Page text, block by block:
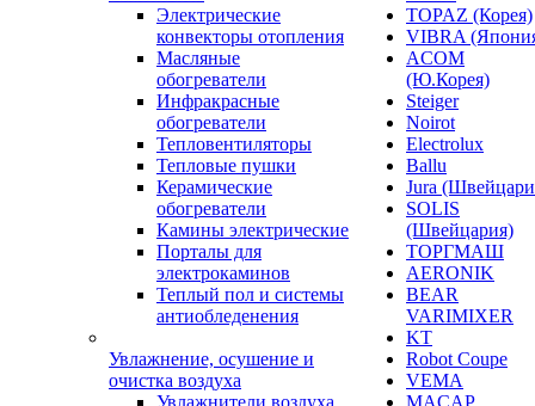
Электрические
конвекторы отопления
Масляные
обогреватели
Инфракрасные
обогреватели
Тепловентиляторы
Тепловые пушки
Керамические
обогреватели
Камины электрические
Порталы для
электрокаминов
Теплый пол и системы
антиобледенения
Увлажнение, осушение и
очистка воздуха
Увлажнители воздуха
TOPAZ (Корея)
VIBRA
ACOM
(Ю.Корея)
Steiger
Noirot
Electrolux
Ballu
Jura
SOLIS
(Швейцария)
ТОРГМАШ
AERONIK
BEAR
VARIMIXER
KT
Robot Coupe
VEMA
MACAP